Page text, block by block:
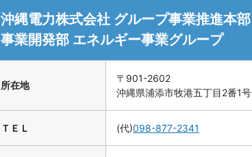
沖縄電力株式会社 グループ事業推進本部
事業開発部 エネルギー事業グループ
所在地
〒901-2602
沖縄県浦添市牧港五丁目2番1号
ＴＥＬ (代)098-877-2341